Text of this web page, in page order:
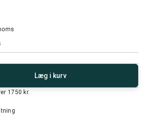
Læg i kurv
1750 kr.